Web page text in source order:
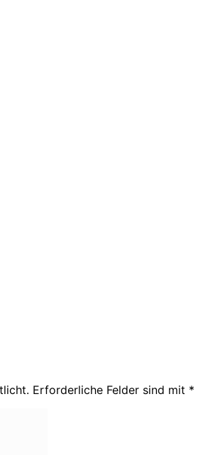
Erforderliche Felder sind mit *